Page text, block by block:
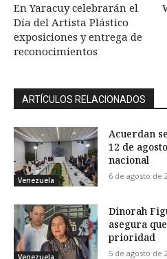
En Yaracuy celebrarán el
Día del Artista Plástico
exposiciones y entrega de
reconocimientos
ARTÍCULOS RELACIONADOS
Venezuela
Acuerdan
12 de
nacional
6 de agosto de
Dinorah
asegura
prioridad
5 de agosto de